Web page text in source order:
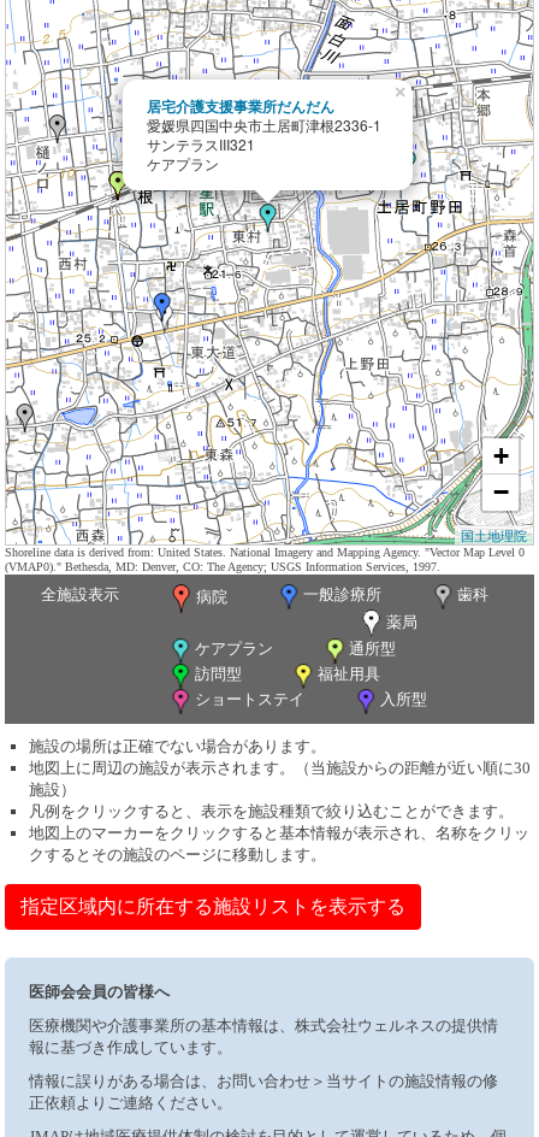
居宅介護支援事業所だんだん
愛媛県四国中央市土居町津根2336-1
サンテラスIII321
ケアプラン
×
+
−
国土地理院
Shoreline data is derived from: United States. National Imagery and Mapping Agency. "Vector Map Level 0
(VMAP0)." Bethesda, MD: Denver, CO: The Agency; USGS Information Services, 1997.
全施設表示 病院 一般診療所
歯科
薬局
ケアプラン
通所型
訪問型
福祉用具
ショートステイ
入所型
施設の場所は正確でない場合があります。
地図上に周辺の施設が表示されます。（当施設からの距離が近い順に30
施設）
凡例をクリックすると、表示を施設種類で絞り込むことができます。
地図上のマーカーをクリックすると基本情報が表示され、名称をクリッ
クするとその施設のページに移動します。
指定区域内に所在する施設リストを表示する
医師会会員の皆様へ
医療機関や介護事業所の基本情報は、株式会社ウェルネスの提供情
報に基づき作成しています。
情報に誤りがある場合は、お問い合わせ＞当サイトの施設情報の修
正依頼よりご連絡ください。